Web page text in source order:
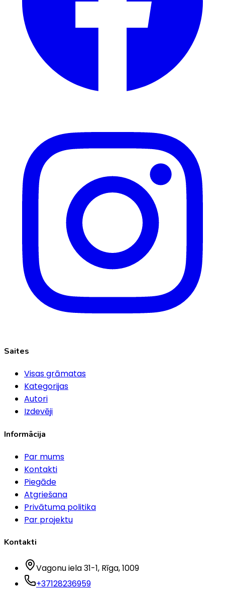
Saites
Visas grāmatas
Kategorijas
Autori
Izdevēji
Informācija
Par mums
Kontakti
Piegāde
Atgriešana
Privātuma politika
Par projektu
Kontakti
Vagonu iela 31-1, Rīga, 1009
+37128236959